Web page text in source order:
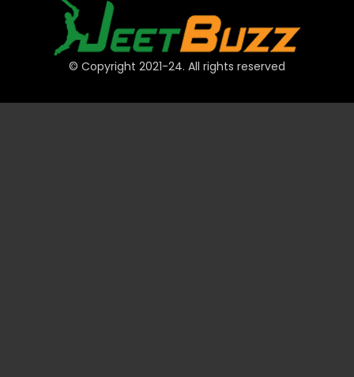
© Copyright 2021-24. All rights reserved